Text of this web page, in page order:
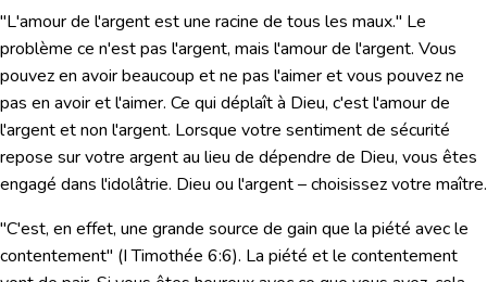
"L'amour de l'argent est une racine de tous les maux." Le
problème ce n'est pas l'argent, mais l'amour de l'argent. Vous
pouvez en avoir beaucoup et ne pas l'aimer et vous pouvez ne
pas en avoir et l'aimer. Ce qui déplaît à Dieu, c'est l'amour de
l'argent et non l'argent. Lorsque votre sentiment de sécurité
repose sur votre argent au lieu de dépendre de Dieu, vous êtes
engagé dans l'idolâtrie. Dieu ou l'argent – choisissez votre maître.
"C'est, en effet, une grande source de gain que la piété avec le
contentement" (I Timothée 6:6). La piété et le contentement